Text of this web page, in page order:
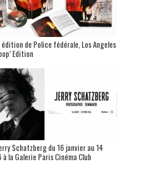
édition de Police fédérale, Los Angeles
Edition
Schatzberg du 16 janvier au 14
la Galerie Paris Cinéma Club